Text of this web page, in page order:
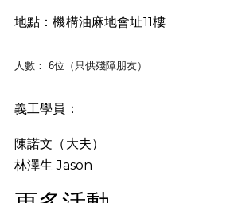
地點：機構油麻地會址11樓
人數： 6位（只供殘障朋友）
義工學員：
陳諾文（大夫）
林澤生 Jason